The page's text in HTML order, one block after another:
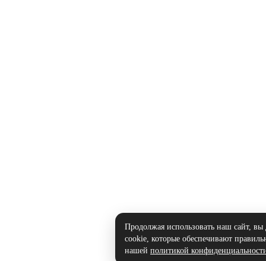
Продолжая использовать наш сайт, вы
cookie, которые обеспечивают
нашей политикой